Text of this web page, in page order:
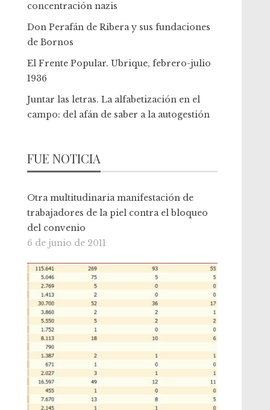
concentración nazis
Don Perafán de Ribera y sus fundaciones
de Bornos
El Frente Popular. Ubrique, febrero-julio
1936
Juntar las letras. La alfabetización en el
campo: del afán de saber a la autogestión
FUE NOTICIA
Otra multitudinaria manifestación de
trabajadores de la piel contra el bloqueo
del convenio
6 de junio de 2011